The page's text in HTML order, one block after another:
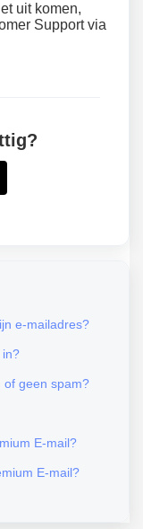
uit komen,
Support via
e-mailadres?
in?
of geen spam?
E-mail?
E-mail?